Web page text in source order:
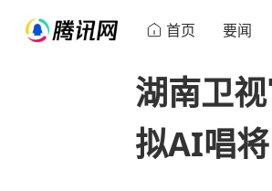
首页 要闻
湖南卫
拟AI唱将